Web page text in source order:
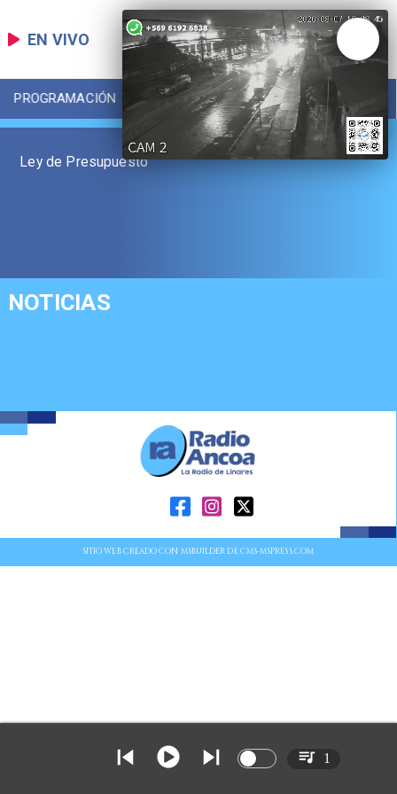
EN VIVO
PROGRAMACIÓN LOCAL DEPORTES
Ley de Presupuesto
NOTICIAS
SITIO WEB CREADO CON MSBUILDER DE CMS-MSPRESS.COM
1